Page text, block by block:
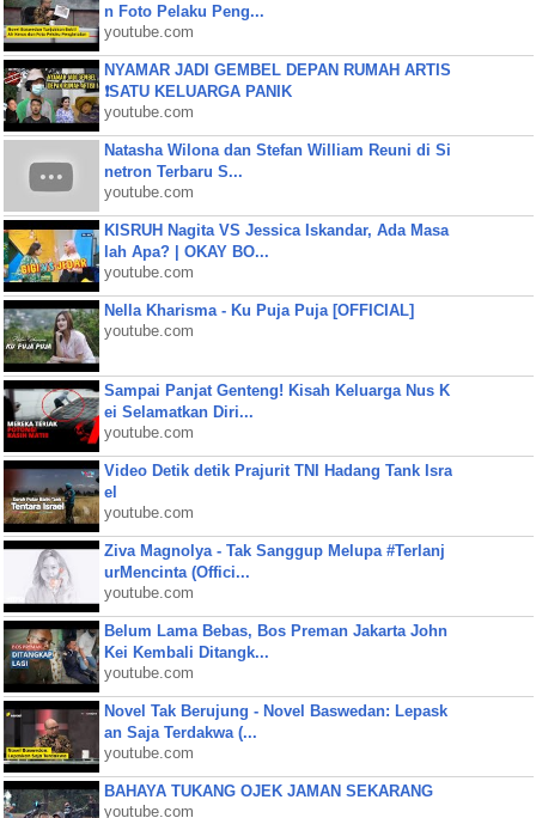
n Foto Pelaku Peng...
youtube.com
NYAMAR JADI GEMBEL DEPAN RUMAH ARTIS
❗SATU KELUARGA PANIK
youtube.com
Natasha Wilona dan Stefan William Reuni di Si
netron Terbaru S...
youtube.com
KISRUH Nagita VS Jessica Iskandar, Ada Masa
lah Apa? | OKAY BO...
youtube.com
Nella Kharisma - Ku Puja Puja [OFFICIAL]
youtube.com
Sampai Panjat Genteng! Kisah Keluarga Nus K
ei Selamatkan Diri...
youtube.com
Video Detik detik Prajurit TNI Hadang Tank Isra
el
youtube.com
Ziva Magnolya - Tak Sanggup Melupa #Terlanj
urMencinta (Offici...
youtube.com
Belum Lama Bebas, Bos Preman Jakarta John
Kei Kembali Ditangk...
youtube.com
Novel Tak Berujung - Novel Baswedan: Lepask
an Saja Terdakwa (...
youtube.com
BAHAYA TUKANG OJEK JAMAN SEKARANG
youtube.com